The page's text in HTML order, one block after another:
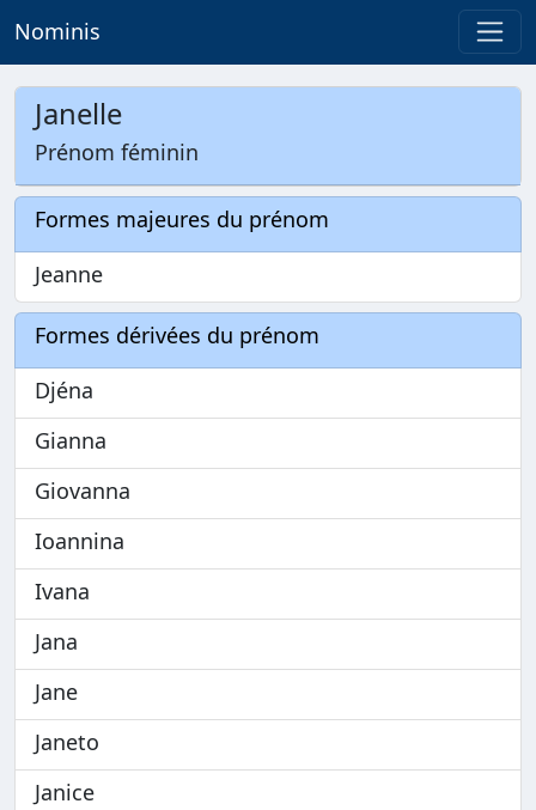
Nominis
Janelle
Prénom féminin
Formes majeures du prénom
Jeanne
Formes dérivées du prénom
Djéna
Gianna
Giovanna
Ioannina
Ivana
Jana
Jane
Janeto
Janice